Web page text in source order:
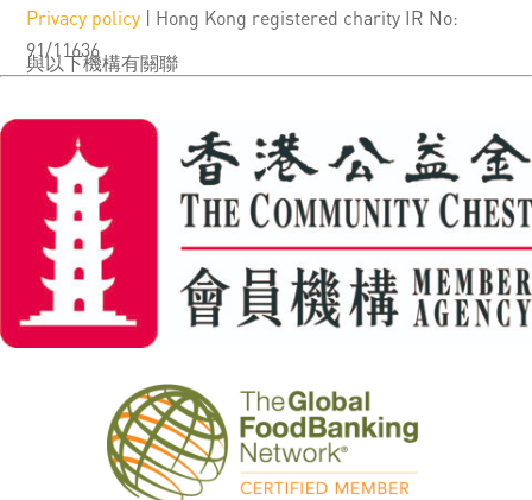
Privacy policy | Hong Kong registered charity IR No:
91/11636
與以下機構有關聯